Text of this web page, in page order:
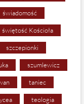
świadomość
świętość Kościoła
szczepionki
szumlewicz
taniec
teologia